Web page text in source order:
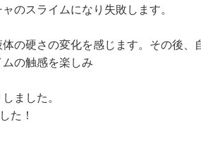
のスライムになり失敗します。
の硬さの変化を感じます。その後、
の触感を楽しみ
ました。
た！